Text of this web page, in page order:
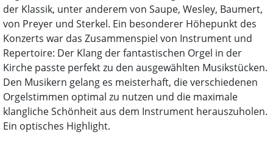
der Klassik, unter anderem von Saupe, Wesley, Baumert,
von Preyer und Sterkel. Ein besonderer Höhepunkt des
Konzerts war das Zusammenspiel von Instrument und
Repertoire: Der Klang der fantastischen Orgel in der
Kirche passte perfekt zu den ausgewählten Musikstücken.
Den Musikern gelang es meisterhaft, die verschiedenen
Orgelstimmen optimal zu nutzen und die maximale
klangliche Schönheit aus dem Instrument herauszuholen.
Ein optisches Highlight.